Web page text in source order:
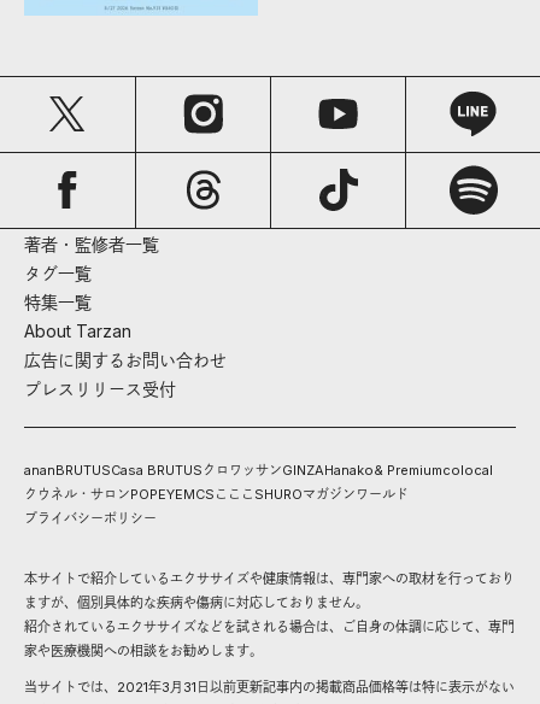
著者・監修者一覧
タグ一覧
特集一覧
About Tarzan
広告に関するお問い合わせ
プレスリリース受付
ananBRUTUSCasa BRUTUS クロワッサンGINZAHanako& Premiumcolocal
クウネル・サロンPOPEYEMCS こここ SHUROマガジンワールド
プライバシーポリシー
本サイトで紹介しているエクササイズや健康情報は、専門家への取材を行っており
ますが、個別具体的な疾病や傷病に対応しておりません。
紹介されているエクササイズなどを試される場合は、ご自身の体調に応じて、専門
家や医療機関への相談をお勧めします。
当サイトでは、2021年3月31日以前更新記事内の掲載商品価格等は特に表示がない